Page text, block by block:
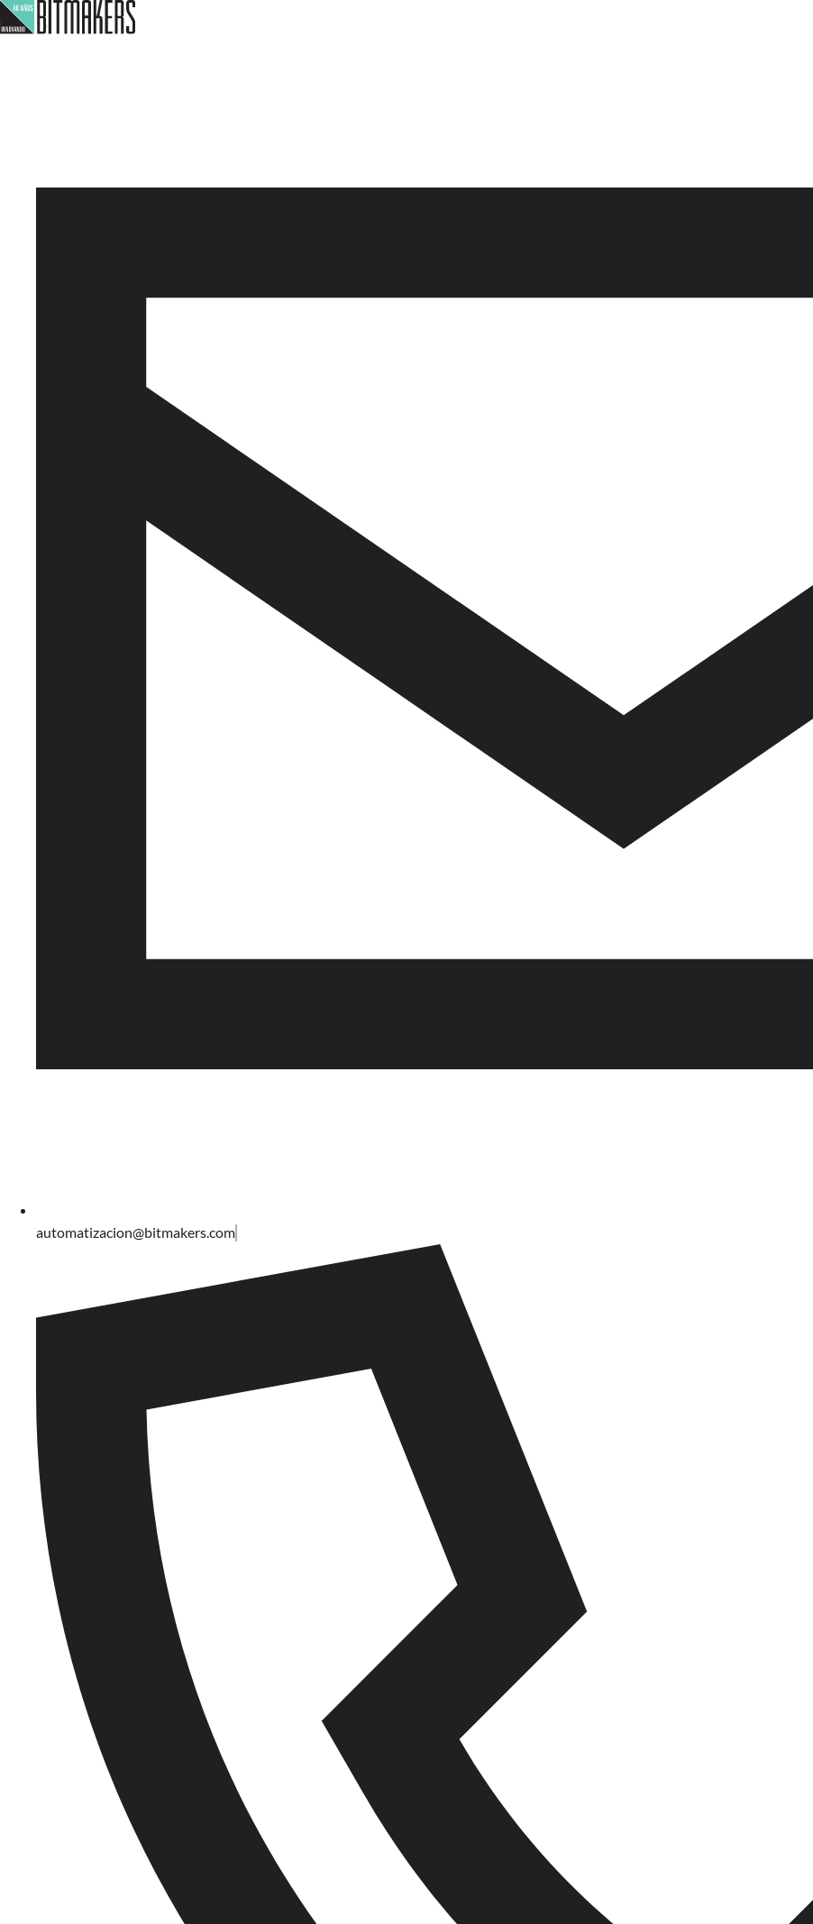
automatizacion@bitmakers.com